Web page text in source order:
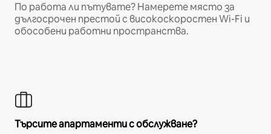
По работа ли пътувате? Намерете място за
дългосрочен престой с високоскоростен Wi-Fi и
обособени работни пространства.
Търсите апартаменти с обслужване?